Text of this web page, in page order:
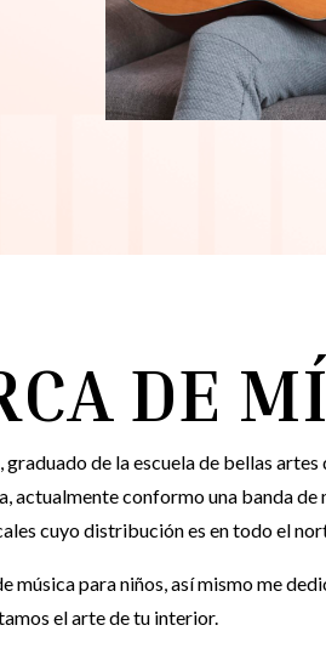
DE MÍ
de la escuela de bellas
actualmente conformo una banda de
cuyo distribución es en todo el
música para niños, así mismo me
el arte de tu interior.